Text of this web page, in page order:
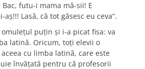
futu-i mama mă-sii! E
Lasă, că tot găsesc eu ceva”.
puţin şi i-a picat fisa: va
latină. Oricum, toţi elevii o
cu limba latină, care este
învăţată pentru că profesorii